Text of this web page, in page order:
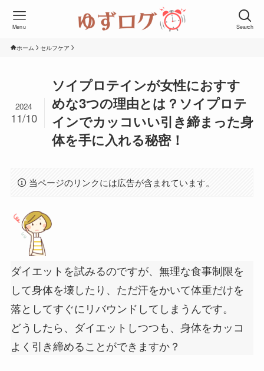
Search
Menu
ホーム セルフケア
ソイプロテインが女性におすす
めな3つの理由とは？ソイプロテ
インでカッコいい引き締まった身
体を手に入れる秘密！
2024
11/10
当ページのリンクには広告が含まれています。
ダイエットを試みるのですが、無理な食事制限を
して身体を壊したり、ただ汗をかいて体重だけを
落としてすぐにリバウンドしてしまうんです。
どうしたら、ダイエットしつつも、身体をカッコ
よく引き締めることができますか？